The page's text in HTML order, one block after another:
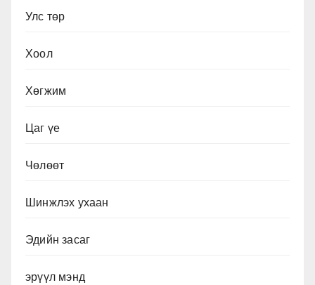
Улс төр
Хоол
Хөгжим
Цаг үе
Чөлөөт
Шинжлэх ухаан
Эдийн засаг
эрүүл мэнд